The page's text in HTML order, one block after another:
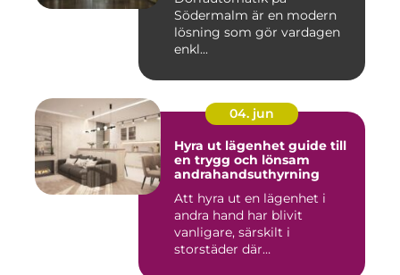
Södermalm är en modern
lösning som gör vardagen
enkl...
04. jun
Hyra ut lägenhet guide till
en trygg och lönsam
andrahandsuthyrning
Att hyra ut en lägenhet i
andra hand har blivit
vanligare, särskilt i
storstäder där